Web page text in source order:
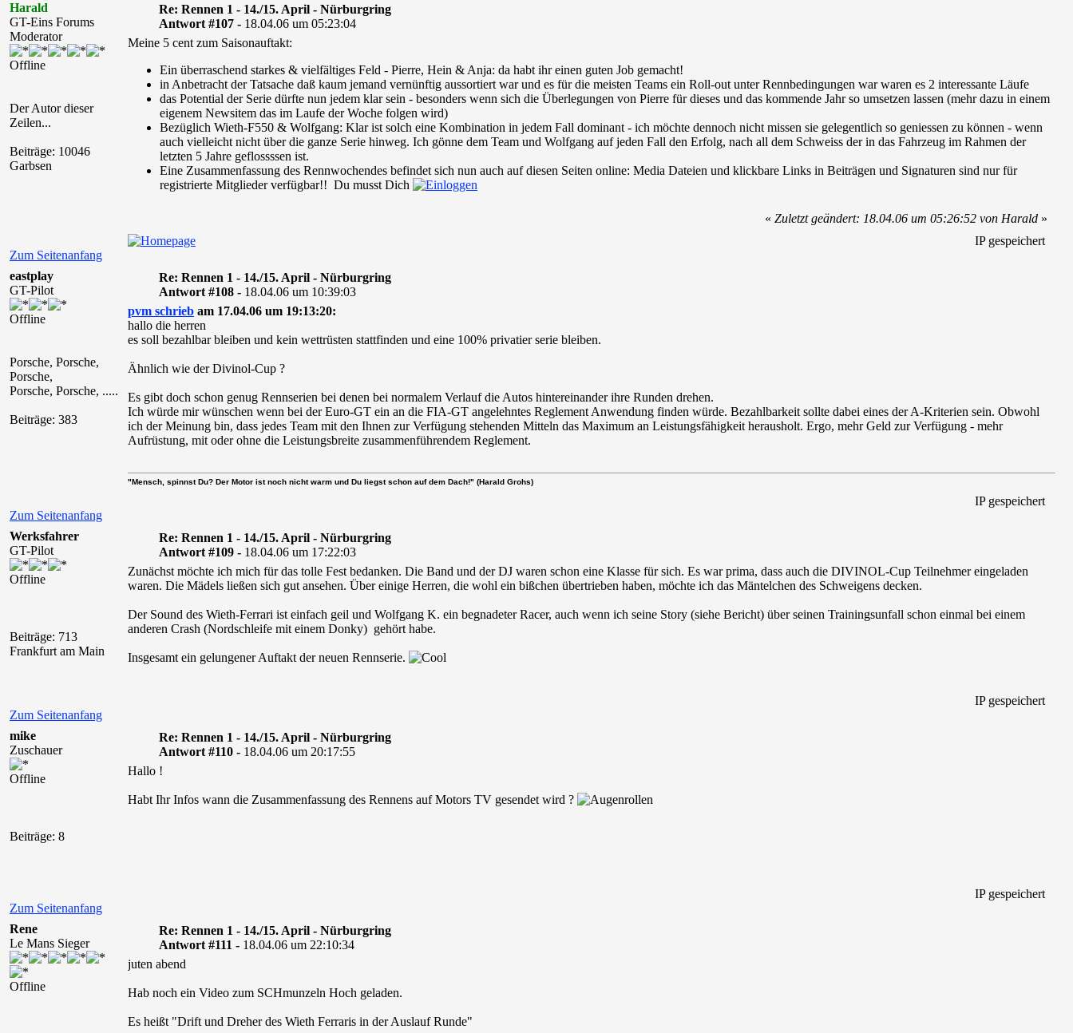
Harald
GT-Eins Forums
Moderator
Offline
Der Autor dieser
Zeilen...
Beiträge: 10046
Garbsen
Re: Rennen 1 - 14./15. April - Nürburgring
Antwort #107 - 18.04.06 um 05:23:04
Meine 5 cent zum Saisonauftakt:
Ein überraschend starkes & vielfältiges Feld - Pierre, Hein & Anja: da habt ihr einen guten Job gemacht!
in Anbetracht der Tatsache daß kaum jemand vernünftig aussortiert war und es für die meisten Teams ein Roll-out unter Rennbedingungen war waren es 2 interessante Läufe
das Potential der Serie dürfte nun jedem klar sein - besonders wenn sich die Überlegungen von Pierre für dieses und das kommende Jahr so umsetzen lassen (mehr dazu in einem
eigenem Newsitem das im Laufe der Woche folgen wird)
Bezüglich Wieth-F550 & Wolfgang: Klar ist solch eine Kombination in jedem Fall dominant - ich möchte dennoch nicht missen sie gelegentlich so geniessen zu können - wenn
auch vielleicht nicht über die ganze Serie hinweg. Ich gönne dem Team und Wolfgang auf jeden Fall den Erfolg, nach all dem Schweiss der in das Fahrzeug im Rahmen der
letzten 5 Jahre geflossssen ist.
Eine Zusammenfassung des Rennwochendes befindet sich nun auch auf diesen Seiten online: Media Dateien und klickbare Links in Beiträgen und Signaturen sind nur für
registrierte Mitglieder verfügbar!! Du musst Dich
Zum Seitenanfang
«Zuletzt geändert: 18.04.06 um 05:26:52 von Harald »
IP gespeichert
eastplay
GT-Pilot
Offline
Porsche, Porsche,
Porsche,
Porsche, Porsche, .....
Beiträge: 383
Re: Rennen 1 - 14./15. April - Nürburgring
Antwort #108 - 18.04.06 um 10:39:03
pvm schrieb am 17.04.06 um 19:13:20:
hallo die herren
es soll bezahlbar bleiben und kein wettrüsten stattfinden und eine 100% privatier serie bleiben.
Ähnlich wie der Divinol-Cup ?
Es gibt doch schon genug Rennserien bei denen bei normalem Verlauf die Autos hintereinander ihre Runden drehen.
Ich würde mir wünschen wenn bei der Euro-GT ein an die FIA-GT angelehntes Reglement Anwendung finden würde. Bezahlbarkeit sollte dabei eines der A-Kriterien sein. Obwohl
ich der Meinung bin, dass jedes Team mit den Ihnen zur Verfügung stehenden Mitteln das Maximum an Leistungsfähigkeit herausholt. Ergo, mehr Geld zur Verfügung - mehr
Aufrüstung, mit oder ohne die Leistungsbreite zusammenführendem Reglement.
Zum Seitenanfang
"Mensch, spinnst Du? Der Motor ist noch nicht warm und Du liegst schon auf dem Dach!" (Harald Grohs)
IP gespeichert
Werksfahrer
GT-Pilot
Offline
Beiträge: 713
Frankfurt am Main
Re: Rennen 1 - 14./15. April - Nürburgring
Antwort #109 - 18.04.06 um 17:22:03
Zunächst möchte ich mich für das tolle Fest bedanken. Die Band und der DJ waren schon eine Klasse für sich. Es war prima, dass auch die DIVINOL-Cup Teilnehmer eingeladen
waren. Die Mädels ließen sich gut ansehen. Über einige Herren, die wohl ein bißchen übertrieben haben, möchte ich das Mäntelchen des Schweigens decken.
Der Sound des Wieth-Ferrari ist einfach geil und Wolfgang K. ein begnadeter Racer, auch wenn ich seine Story (siehe Bericht) über seinen Trainingsunfall schon einmal bei einem
anderen Crash (Nordschleife mit einem Donky) gehört habe.
Insgesamt ein gelungener Auftakt der neuen Rennserie.
Zum Seitenanfang
IP gespeichert
mike
Zuschauer
Offline
Beiträge: 8
Re: Rennen 1 - 14./15. April - Nürburgring
Antwort #110 - 18.04.06 um 20:17:55
Hallo !
Habt Ihr Infos wann die Zusammenfassung des Rennens auf Motors TV gesendet wird ?
Zum Seitenanfang
IP gespeichert
Rene
Le Mans Sieger
Offline
Re: Rennen 1 - 14./15. April - Nürburgring
Antwort #111 - 18.04.06 um 22:10:34
juten abend
Hab noch ein Video zum SCHmunzeln Hoch geladen.
Es heißt "Drift und Dreher des Wieth Ferraris in der Auslauf Runde"